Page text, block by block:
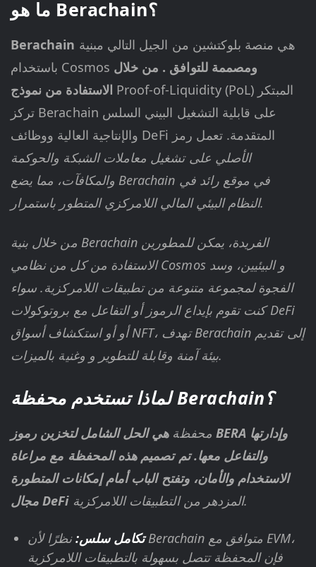
ما هو Berachain؟
Berachain هي منصة بلوكتشين من الجيل التالي مبنية
باستخدام Cosmos
ومصممة للتوافق . من خلال
Proof-of-Liquidity (PoL) المبتكر
تركز Berachain على قابلية التشغيل البيني السلس
والإنتاجية العالية ووظائف DeFi المتقدمة. تعمل رمز
الأصلي على تشغيل معاملات الشبكة والحوكمة
والمكافآت، مما يضع Berachain في موقع رائد في
النظام البيئي المالي اللامركزي المتطور باستمرار.
من خلال بنية Berachain الفريدة، يمكن للمطورين
الاستفادة من كل من نظامي Cosmos و البيئيين، وسد
الفجوة لمجموعة متنوعة من تطبيقات اللامركزية. سواء
كنت تقوم بإيداع الرموز أو التفاعل مع بروتوكولات DeFi
أو أو استكشاف أسواق NFT، تهدف Berachain إلى تقديم
بيئة آمنة وقابلة للتطوير و وغنية بالميزات.
لماذا تستخدم محفظة Berachain؟
محفظةهي الحل الشامل لتخزين رموز BERA وإدارتها
والتفاعل معها. تم تصميم هذه المحفظة مع مراعاة
الاستخدام والأمان، وتفتح الباب أمام إمكانات المتطورة
مجال DeFi
المزدهر من التطبيقات اللامركزية.
تكامل سلس:نظرًا لأن Berachain متوافق مع EVM،
فإن المحفظة تتصل بسهولة بالتطبيقات اللامركزية